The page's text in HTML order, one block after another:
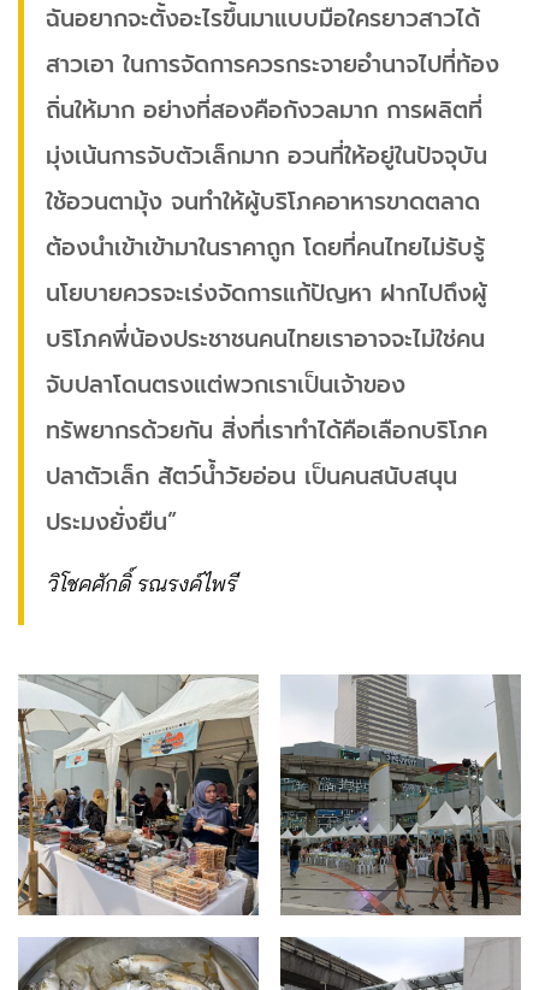
ฉันอยากจะตั้งอะไรขึ้นมาแบบมือใครยาวสาวได้
สาวเอา ในการจัดการควรกระจายอำนาจไปที่ท้อง
ถิ่นให้มาก อย่างที่สองคือกังวลมาก การผลิตที่
มุ่งเน้นการจับตัวเล็กมาก อวนที่ให้อยู่ในปัจจุบัน
ใช้อวนตามุ้ง จนทำให้ผู้บริโภคอาหารขาดตลาด
ต้องนำเข้าเข้ามาในราคาถูก โดยที่คนไทยไม่รับรู้
นโยบายควรจะเร่งจัดการแก้ปัญหา ฝากไปถึงผู้
บริโภคพี่น้องประชาชนคนไทยเราอาจจะไม่ใช่คน
จับปลาโดนตรงแต่พวกเราเป็นเจ้าของ
ทรัพยากรด้วยกัน สิ่งที่เราทำได้คือเลือกบริโภค
ปลาตัวเล็ก สัตว์น้ำวัยอ่อน เป็นคนสนับสนุน
ประมงยั่งยืน”
วิโชคศักดิ์ รณรงค์ไพรี